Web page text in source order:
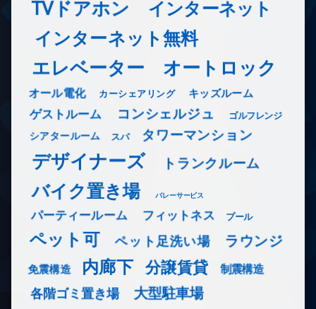
TVドアホン インターネット
インターネット無料
エレベーター オートロック
オール電化 カーシェアリング キッズルーム
ゲストルーム コンシェルジュ ゴルフレンジ
シアタールーム スパ タワーマンション
デザイナーズ トランクルーム
バイク置き場 バレーサービス
パーティールーム フィットネス プール
ペット可 ペット足洗い場 ラウンジ
免震構造 内廊下 分譲賃貸 制震構造
各階ゴミ置き場 大型駐車場